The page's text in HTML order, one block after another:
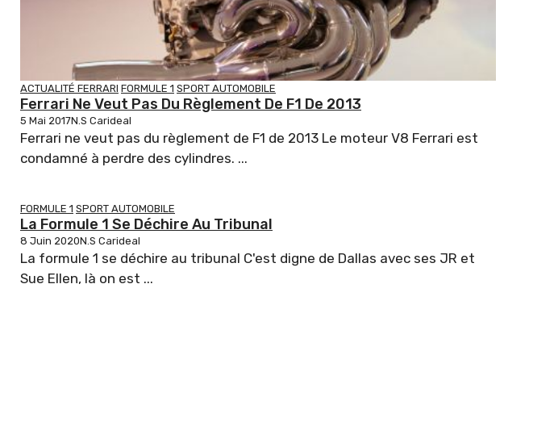
ACTUALITÉ FERRARI FORMULE 1 SPORT AUTOMOBILE
Ferrari Ne Veut Pas Du Règlement De F1 De 2013
5 Mai 2017N.S Carideal
Ferrari ne veut pas du règlement de F1 de 2013 Le moteur V8 Ferrari est
condamné à perdre des cylindres. ...
FORMULE 1 SPORT AUTOMOBILE
La Formule 1 Se Déchire Au Tribunal
8 Juin 2020N.S Carideal
La formule 1 se déchire au tribunal C'est digne de Dallas avec ses JR et
Sue Ellen, là on est ...